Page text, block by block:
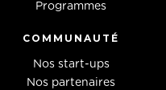
Programmes
COMMUNAUTÉ
Nos start-ups
Nos partenaires